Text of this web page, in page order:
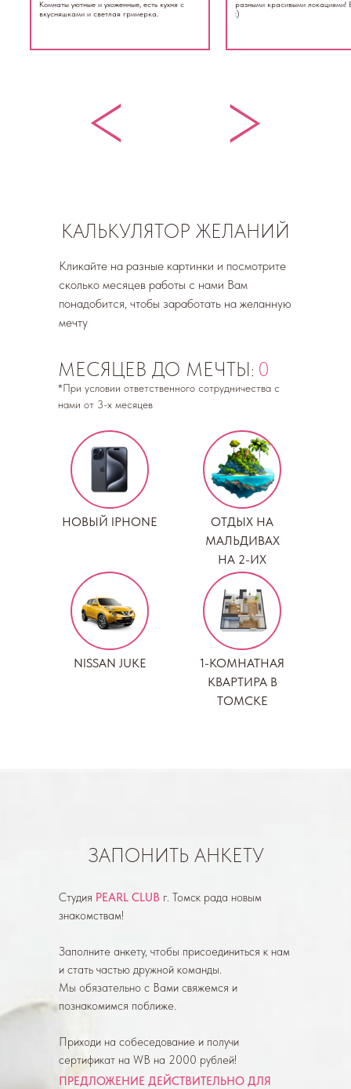
Комнаты уютные и ухоженные, есть кухня с
вкусняшками и светлая гримерка.
разными красивыми локациями!
:)
> >
МЕСЯЦЕВ ДО МЕЧТЫ: 0
КАЛЬКУЛЯТОР ЖЕЛАНИЙ
Кликайте на разные картинки и посмотрите
сколько месяцев работы с нами Вам
понадобится, чтобы заработать на желанную
мечту
НОВЫЙ IPHONE
ОТДЫХ НА
МАЛЬДИВАХ
НА 2-ИХ
NISSAN JUKE
1-КОМНАТНАЯ
КВАРТИРА В
ТОМСКЕ
*При условии ответственного сотрудничества с
нами от 3-х месяцев
ЗАПОНИТЬ АНКЕТУ
Студия PEARL CLUB г. Томск рада новым
знакомствам!
Заполните анкету, чтобы присоединиться к нам
и стать частью дружной команды.
Мы обязательно с Вами свяжемся и
познакомимся поближе.
Приходи на собеседование и получи
сертификат на WB на 2000 рублей!
ПРЕДЛОЖЕНИЕ ДЕЙСТВИТЕЛЬНО ДЛЯ